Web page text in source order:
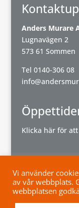
Anders Murare
Lugnavägen 2
573 61 Sommen
Tel 0140-306 08
Klicka här för
Powered by
Vi använder
av vår webbplats.
webbplatsen